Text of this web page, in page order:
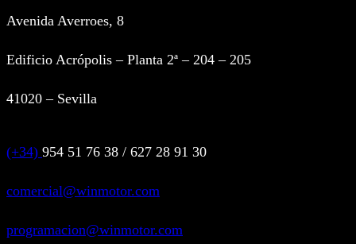
Avenida Averroes, 8
Edificio Acrópolis – Planta 2ª – 204 – 205
41020 – Sevilla
(+34) 954 51 76 38 / 627 28 91 30
comercial@winmotor.com
programacion@winmotor.com